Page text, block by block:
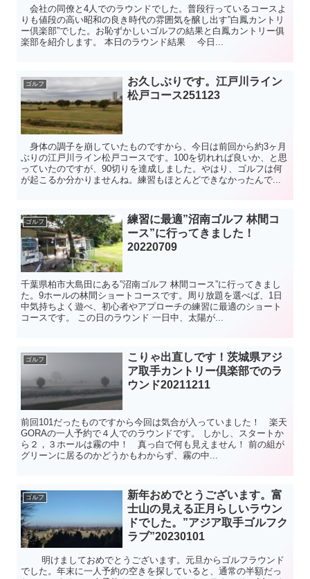
会社の同僚と4人でのラウンドでした。普段行っているコースよ
りも値段の高い昭和の良き時代の雰囲気を醸し出す”白鳳カントリ
ー倶楽部”でした。お恥ずかしいゴルフの結果と白鳳カントリー俱
楽部を紹介します。 本日のラウンド結果 今日...
ゴルフ
お久しぶりです。江戸川ライン
松戸コース251123
身体の調子を崩していたものですから、今日は前回から約3ヶ月
ぶりの江戸川ライン松戸コースです。100を切れれば良いか、と思
っていたのですが、90切りを達成しました。やはり、ゴルフは何
が起こるか分かりませんね。練習もほとんどできなかったんで...
ゴルフ
練習に最適”沼南ゴルフ 林間コ
ース”に行ってきました！
20220709
千葉県柏市大島田にある”沼南ゴルフ 林間コース”に行ってきまし
た。9ホールの林間ショートコースです。周り放題を選べば、1日
中気持ちよく遊べ、初心者やアプローチの練習に最適のショート
コースです。 この日のラウンド 一日中、太陽が...
ゴルフ
こりゃ出直しです！茨城県アジ
ア取手カントリー倶楽部でのラ
ウンド20211211
前回101だったものですから今回は気合が入っていました！ 楽天
GORAの一人予約で４人でのラウンドです。 しかし、スタートか
ら２，３ホールは霧の中！ 真っ白で何も見えません！ 前の組が
グリーンに居るのかどうかもわからず、霧の中...
ゴルフ
新年おめでとうございます。富
士山の見える正月らしいラウン
ドでした。”アジア取手ゴルフク
ラブ”20230101
明けましておめでとうございます。元旦からゴルフラウンド
でした。年末に一人予約の空きを探していると、通常の半額だっ